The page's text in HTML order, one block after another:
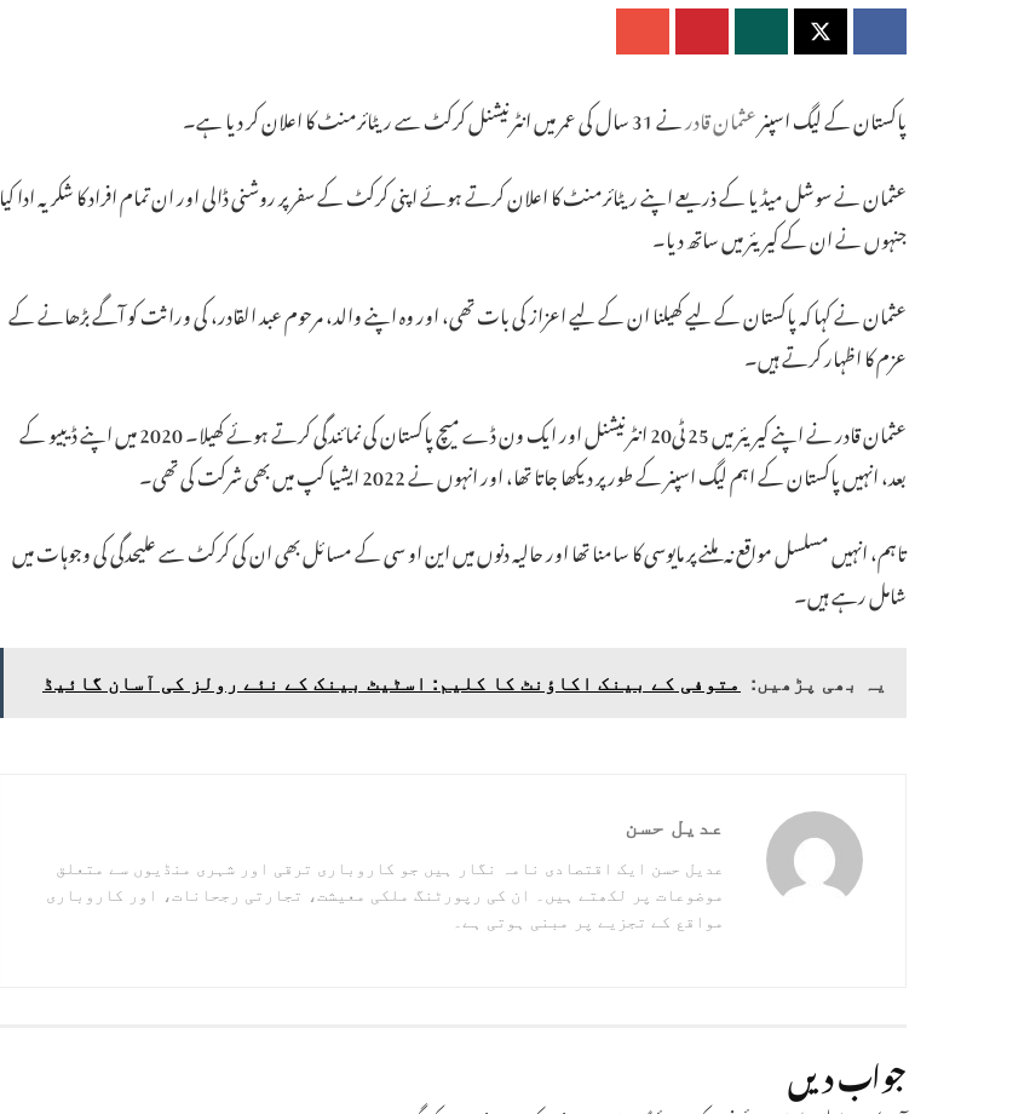
پاکستان کے لیگ اسپنرعثمان قادرنے 31 سال کی عمر میں انٹرنیشنل کرکٹ سے ریٹائرمنٹ کا اعلان کر دیا ہے۔
عثمان نے سوشل میڈیا کے ذریعے اپنے ریٹائرمنٹ کا اعلان کرتے ہوئے اپنی کرکٹ کے سفر پر روشنی ڈالی اور ان تمام افراد کا شکریہ ادا کیا
جنہوں نے ان کے کیریئر میں ساتھ دیا۔
عثمان نے کہا کہ پاکستان کے لیے کھیلنا ان کے لیے اعزاز کی بات تھی، اور وہ اپنے والد، مرحوم عبد القادر، کی وراثت کو آگے بڑھانے کے
عزم کا اظہار کرتے ہیں۔
عثمان قادر نے اپنے کیریئر میں 25 ٹی20 انٹرنیشنل اور ایک ون ڈے میچ پاکستان کی نمائندگی کرتے ہوئے کھیلا۔ 2020 میں اپنے ڈیبیو کے
بعد، انہیں پاکستان کے اہم لیگ اسپنر کے طور پر دیکھا جاتا تھا، اور انہوں نے 2022 ایشیا کپ میں بھی شرکت کی تھی۔
تاہم، انہیں مسلسل مواقع نہ ملنے پر مایوسی کا سامنا تھا اور حالیہ دنوں میں این او سی کے مسائل بھی ان کی کرکٹ سے علیحدگی کی وجوہات میں
شامل رہے ہیں۔
یہ بھی پڑھیں: متوفی کے بینک اکاؤنٹ کا کلیم: اسٹیٹ بینک کے نئے رولز کی آسان گائیڈ
عدیل حسن
عدیل حسن ایک اقتصادی نامہ نگار ہیں جو کاروباری ترقی اور شہری منڈیوں سے متعلق
موضوعات پر لکھتے ہیں۔ ان کی رپورٹنگ ملکی معیشت، تجارتی رجحانات، اور کاروباری
مواقع کے تجزیے پر مبنی ہوتی ہے۔
جواب دیں